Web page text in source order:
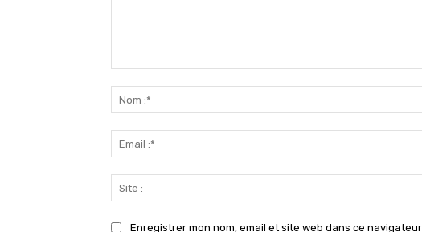
Enregistrer mon nom, email et site web dans ce